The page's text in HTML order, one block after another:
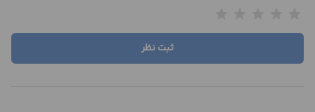
ثبت نظر